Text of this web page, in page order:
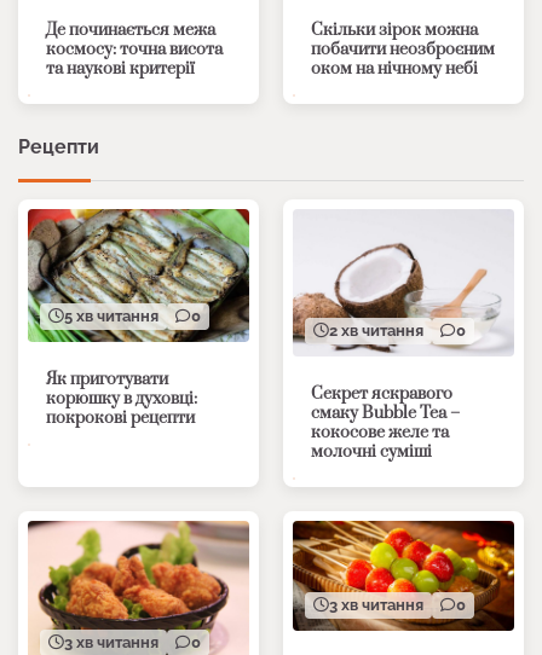
Де починається межа
космосу: точна висота
та наукові критерії
Скільки зірок можна
побачити неозброєним
оком на нічному небі
Рецепти
5 хв читання 0
Як приготувати
корюшку в духовці:
покрокові рецепти
2 хв читання 0
Секрет яскравого
смаку Bubble Tea –
кокосове желе та
молочні суміші
3 хв читання 0
3 хв читання 0